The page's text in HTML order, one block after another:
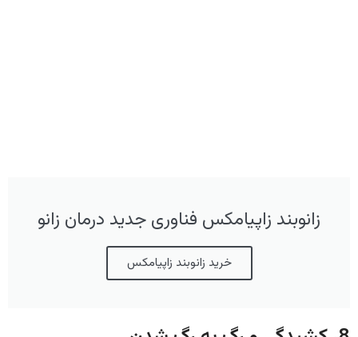
زانوبند زاپیامکس فناوری جدید درمان زانو
خرید زانوبند زاپیامکس